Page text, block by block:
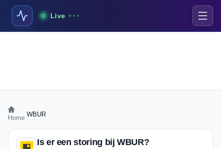
Live
Home WBUR
Is er een storing bij WBUR?